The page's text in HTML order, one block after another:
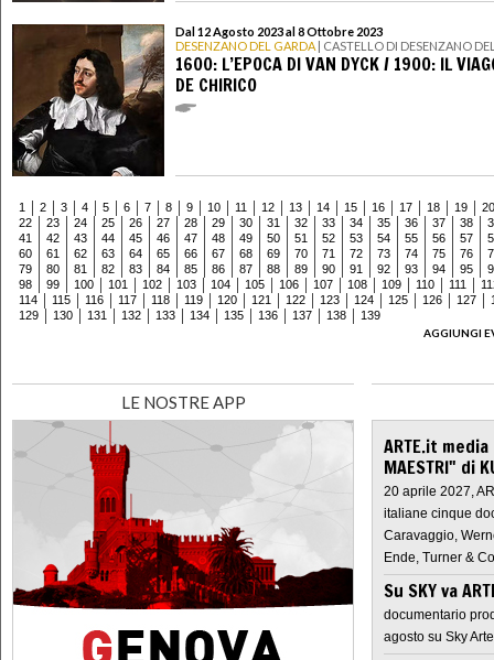
Dal 12 Agosto 2023 al 8 Ottobre 2023
DESENZANO DEL GARDA | CASTELLO DI DESENZANO
1600: L’EPOCA DI VAN DYCK / 1900: IL
DE CHIRICO
1 2 3 4 5 6 7 8 9 10 11 12 13 14 15 16 17 18 19
20
22
23 24 25 26 27 28 29 30 31 32 33 34 35 36 37 38
41
42 43 44 45 46 47 48 49 50 51 52 53 54 55 56 57
60
61 62 63 64 65 66 67 68 69 70 71 72 73 74 75 76
79
80 81 82 83 84 85 86 87 88 89 90 91 92 93 94 95
98
99 100 101 102 103 104 105 106 107 108 109 110 111
114
115 116 117 118 119 120 121 122 123 124 125 126 127
129
130 131 132 133 134 135 136 137 138
139
AGGIUNGI
LE NOSTRE APP
ARTE.it
MAESTRI" di
20 aprile 2027,
italiane cinque
Caravaggio,
Ende, Turner &
Su SKY va
documentario
agosto su Sky Arte